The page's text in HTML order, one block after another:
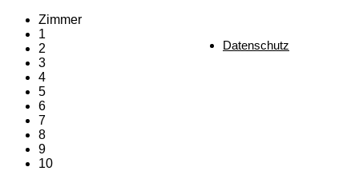
Datenschutz
Zimmer
1
2
3
4
5
6
7
8
9
10